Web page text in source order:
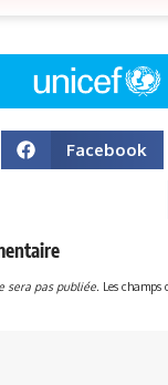
Facebook
sera pas publiée. Les